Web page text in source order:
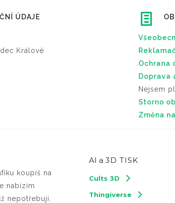
ÚDAJE
Králové
Ochrana
Doprava
Nejsem
Storno
Změna
koupíš na
nabízím
nepotřebuji.
AI a 3D TISK
Cults 3D
Thingiverse